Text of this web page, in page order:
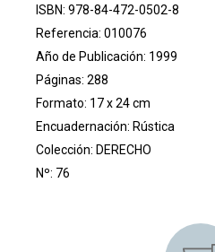
ISBN: 978-84-472-0502-8
Referencia: 010076
Año de Publicación: 1999
Páginas: 288
Formato: 17 x 24 cm
Encuadernación: Rústica
Colección: DERECHO
Nº: 76